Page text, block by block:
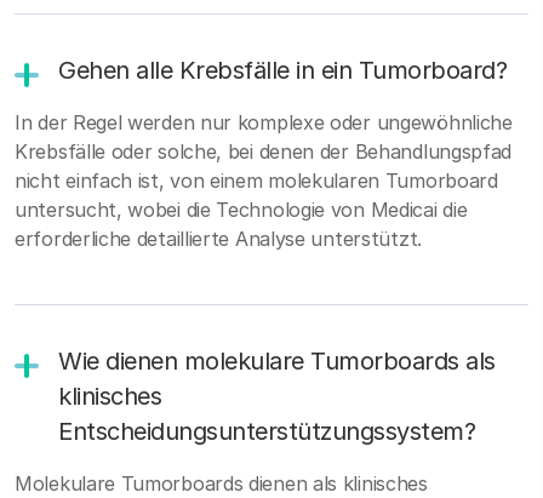
Gehen alle Krebsfälle in ein Tumorboard?
In der Regel werden nur komplexe oder ungewöhnliche
Krebsfälle oder solche, bei denen der Behandlungspfad
nicht einfach ist, von einem molekularen Tumorboard
untersucht, wobei die Technologie von Medicai die
erforderliche detaillierte Analyse unterstützt.
Wie dienen molekulare Tumorboards als
klinisches
Entscheidungsunterstützungssystem?
Molekulare Tumorboards dienen als klinisches